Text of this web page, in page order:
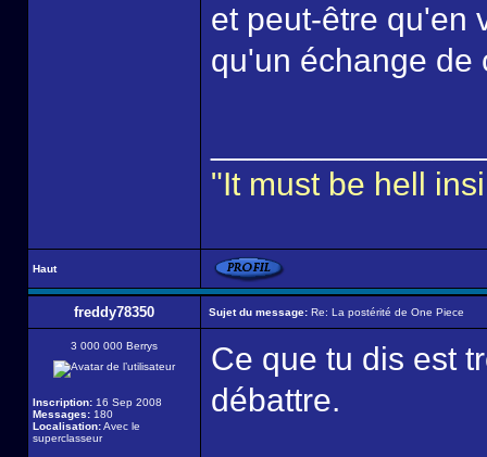
et peut-être qu'en
qu'un échange de
"It must be hell
Haut
freddy78350 Sujet du message: Re: La postérité de One Piece
3 000 000 Berrys
Inscription: 16 Sep 2008
Messages: 180
Localisation:Avec le
superclasseur
Ce que tu dis est
débattre.